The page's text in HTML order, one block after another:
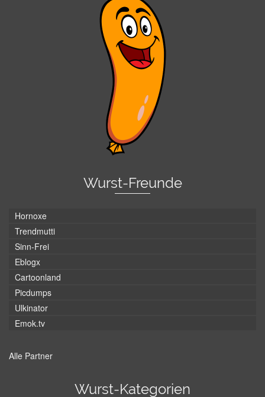
Wurst-Freunde
Hornoxe
Trendmutti
Sinn-Frei
Eblogx
Cartoonland
Picdumps
Ulkinator
Emok.tv
Alle Partner
Wurst-Kategorien